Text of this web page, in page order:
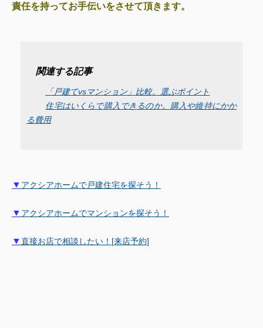
責任を持ってお手伝いをさせて頂きます。
関連する記事
「戸建てvsマンション」比較。選ぶポイント
住宅はいくらで購入できるのか。購入や維持にかか
る費用
▼ アクシアホームで戸建住宅を探そう！
▼ アクシアホームでマンションを探そう！
▼直接お店で相談したい！[来店予約]